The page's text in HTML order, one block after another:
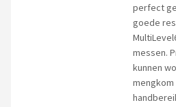
perfect
goede
messen.
kunnen
mengkom